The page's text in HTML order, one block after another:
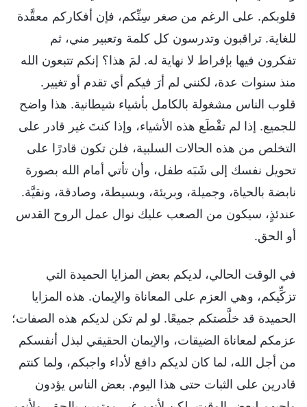
قلوبكم. على الرغم من صغر سِنِّكم، فإن أفكاركم معقَّدة
للغاية. تراقبون وتدرسون كل كلمة وتعبير مني، ثم
تفكرون فيها بإفراط لا نهاية له. لمَ هذا؟ إنكم تتبعون الله
منذ سنوات عدة، لكنني لم أرَ فيكم أي تقدم أو تغيير.
قلوب الناس مشغولة بالكامل بأشياء شيطانية. هذا واضح
للجميع. إذا لم تقْطَع هذه الأشياء، وإذا كنتَ غير قادر على
التخلص من هذه الحالات السلبية، فلن تكون قادرًا على
تحويل نفسك إلى شَبَه طفل، وأن تأتي أمام الله بصورة
نابضة بالحياة، وجميلة، وبريئة، وبسيطة، وصادقة، ونقيَّة.
عندئذٍ، سيكون من الصعب عليك نوال عمل الروح القدس
أو الحق.
في الوقت الحالي، لديكم بعض المزايا الحميدة التي
تزكِّيكم، وهي العزم على المعاناة والإيمان. هذه المزايا
الحميدة قد خلَّصتكم جميعًا. لو لم تكن لديكم هذه الصفات؛
عزمكم لمعاناة الضيقات، والإيمان الحقيقي لبذل أنفسكم
من أجل الله، لما كان لديكم دافع لأداء واجبكم، ولما كنتم
قادرين على الثبات حتى هذا اليوم. بعض الناس يؤدون